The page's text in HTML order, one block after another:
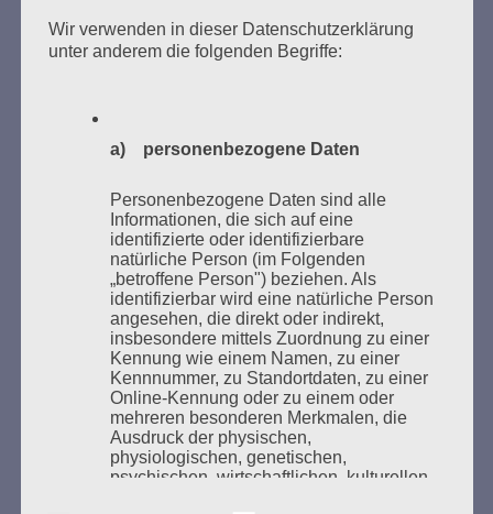
Kaifu-Ufer – genau an dem Ort, wo im Mai 1933 NS-
Weitere Informationen:lesezeichen-setzen.de
GEDENKEN UND ERINNERN BEGINNT IN
UNSERER NACHBARSCHAFT
Wir verwenden in dieser Datenschutzerklärung
unter anderem die folgenden Begriffe:
a) personenbezogene Daten
Personenbezogene Daten sind alle
Informationen, die sich auf eine
identifizierte oder identifizierbare
natürliche Person (im Folgenden
„betroffene Person") beziehen. Als
identifizierbar wird eine natürliche Person
angesehen, die direkt oder indirekt,
insbesondere mittels Zuordnung zu einer
Kennung wie einem Namen, zu einer
Kennnummer, zu Standortdaten, zu einer
Online-Kennung oder zu einem oder
mehreren besonderen Merkmalen, die
Ausdruck der physischen,
physiologischen, genetischen,
psychischen, wirtschaftlichen, kulturellen